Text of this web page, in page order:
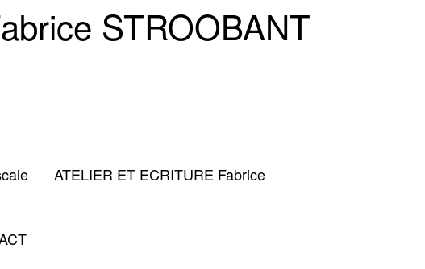
STROOBANT
ATELIER ET ECRITURE Fabrice